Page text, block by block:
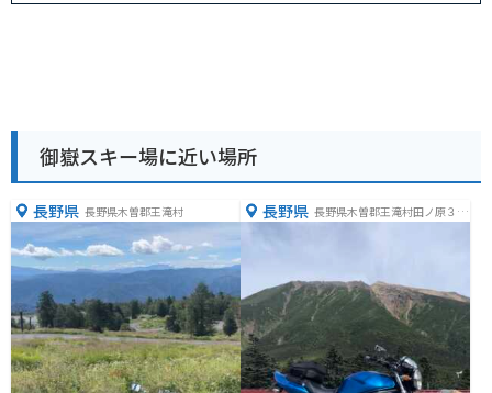
御嶽スキー場に近い場所
長野県 長野県木曽郡王滝村 長野県 長野県木曽郡王滝村田ノ原３１